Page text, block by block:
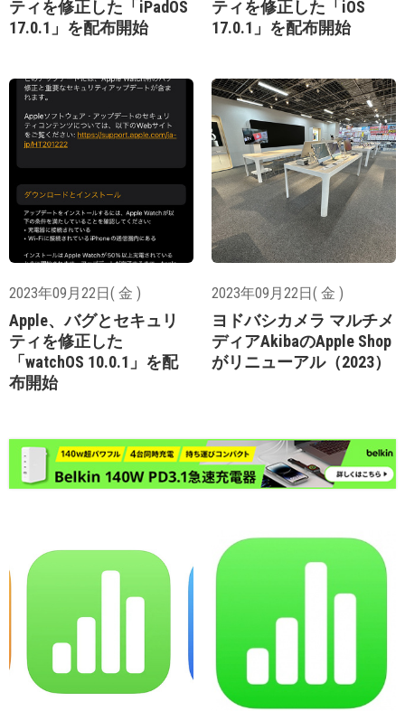
ティを修正した「iPadOS
17.0.1」を配布開始
ティを修正した「iOS
17.0.1」を配布開始
2023年09月22日( 金 )
Apple、バグとセキュリ
ティを修正した
「watchOS 10.0.1」を配
布開始
2023年09月22日( 金 )
ヨドバシカメラ マルチメ
ディアAkibaのApple Shop
がリニューアル（2023）